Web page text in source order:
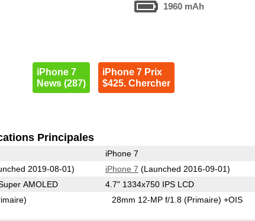
1960 mAh
iPhone 7
News (287)
iPhone 7 Prix
$425. Chercher
Principales
iPhone 7
2019-08-01) iPhone 7 (Launched 2016-09-01)
AMOLED 4.7" 1334x750 IPS LCD
28mm 12-MP f/1.8(Primaire) +OIS